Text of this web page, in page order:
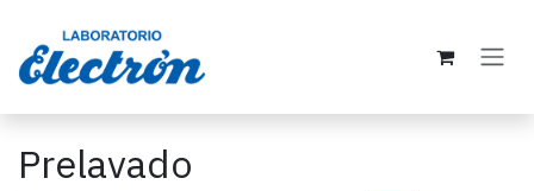
Prelavado